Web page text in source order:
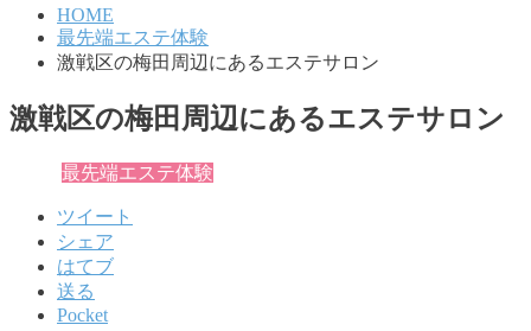
HOME
最先端エステ体験
激戦区の梅田周辺にあるエステサロン
激戦区の梅田周辺にあるエステサロン
最先端エステ体験
ツイート
シェア
はてブ
送る
Pocket